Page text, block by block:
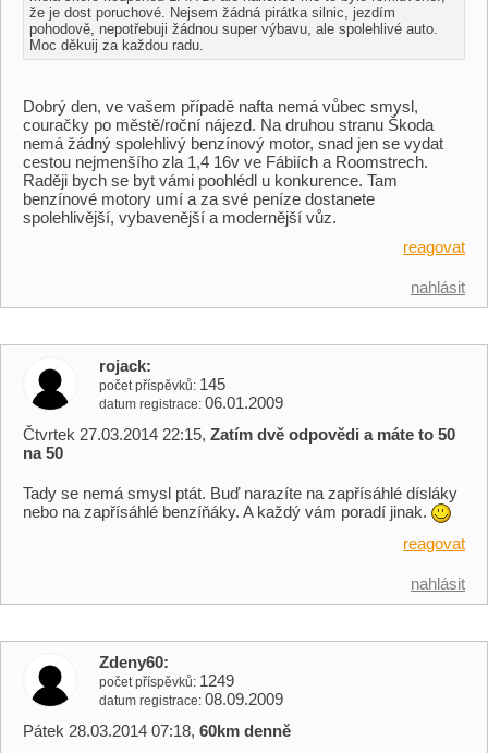
že je dost poruchové. Nejsem žádná pirátka silnic, jezdím
pohodově, nepotřebuji žádnou super výbavu, ale spolehlivé auto.
Moc děkuij za každou radu.
Dobrý den, ve vašem případě nafta nemá vůbec smysl,
couračky po městě/roční nájezd. Na druhou stranu Škoda
nemá žádný spolehlivý benzínový motor, snad jen se vydat
cestou nejmenšího zla 1,4 16v ve Fábiích a Roomstrech.
Raději bych se byt vámi poohlédl u konkurence. Tam
benzínové motory umí a za své peníze dostanete
spolehlivější, vybavenější a modernější vůz.
reagovat
nahlásit
rojack
počet příspěvků 145
datum registrace 06.01.2009
Čtvrtek 27.03.2014 22:15, Zatím dvě odpovědi a máte to 50
na 50
Tady se nemá smysl ptát. Buď narazíte na zapřísáhlé dísláky
nebo na zapřísáhlé benzíňáky. A každý vám poradí jinak.
reagovat
nahlásit
Zdeny60
počet příspěvků 1249
datum registrace 08.09.2009
Pátek 28.03.2014 07:18, 60km denně